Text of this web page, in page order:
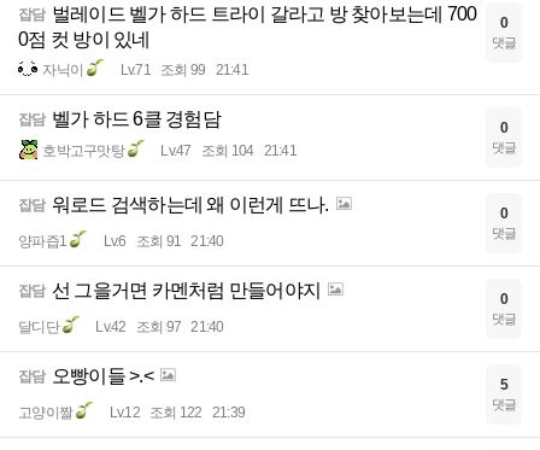
잡담 벌레이드 벨가 하드 트라이 갈라고 방 찾아보는데 700
0점 컷 방이 있네
자닉이 Lv.71 조회 99 21:41
0
댓글
잡담 벨가 하드 6클 경험담
호박고구맛탕 Lv.47 조회 104 21:41
0
댓글
잡담 워로드 검색하는데 왜 이런게 뜨나.
양파즙1 Lv.6 조회 91 21:40
0
댓글
잡담 선 그을거면 카멘처럼 만들어야지
달디단 Lv.42 조회 97 21:40
0
댓글
잡담 오빵이들 >.<
고양이짤 Lv.12 조회 122 21:39
5
댓글